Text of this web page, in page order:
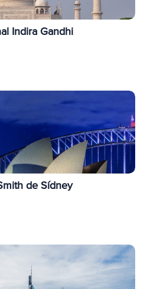
Indira Gandhi
de Sídney